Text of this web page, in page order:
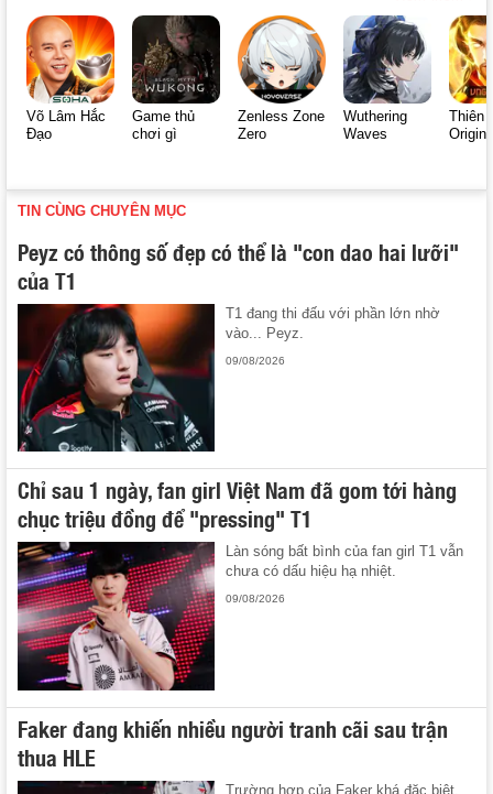
Võ Lâm Hắc
Đạo
Game thủ
chơi gì
Zenless Zone
Zero
Wuthering
Waves
Thiên
Origin
TIN CÙNG CHUYÊN MỤC
Peyz có thông số đẹp có thể là "con dao hai lưỡi"
của T1
T1 đang thi đấu với phần lớn nhờ
vào... Peyz.
09/08/2026
Chỉ sau 1 ngày, fan girl Việt Nam đã gom tới hàng
chục triệu đồng để "pressing" T1
Làn sóng bất bình của fan girl T1 vẫn
chưa có dấu hiệu hạ nhiệt.
09/08/2026
Faker đang khiến nhiều người tranh cãi sau trận
thua HLE
Trường hợp của Faker khá đặc biệt.